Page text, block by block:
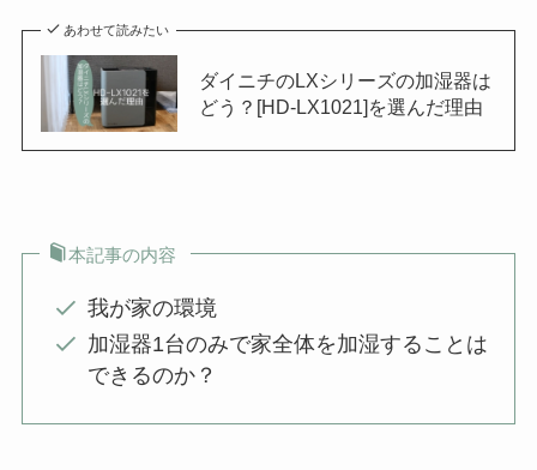
あわせて読みたい
ダイニチのLXシリーズの加湿器は
どう？[HD-LX1021]を選んだ理由
本記事の内容
我が家の環境
加湿器1台のみで家全体を加湿することは
できるのか？